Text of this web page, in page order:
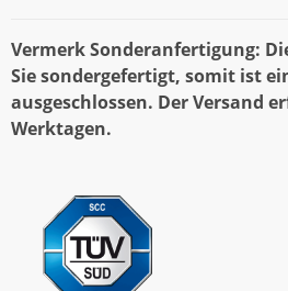
Vermerk Sonderanfertigung:
Sie sondergefertigt, somit ist
ausgeschlossen. Der Versand
Werktagen.